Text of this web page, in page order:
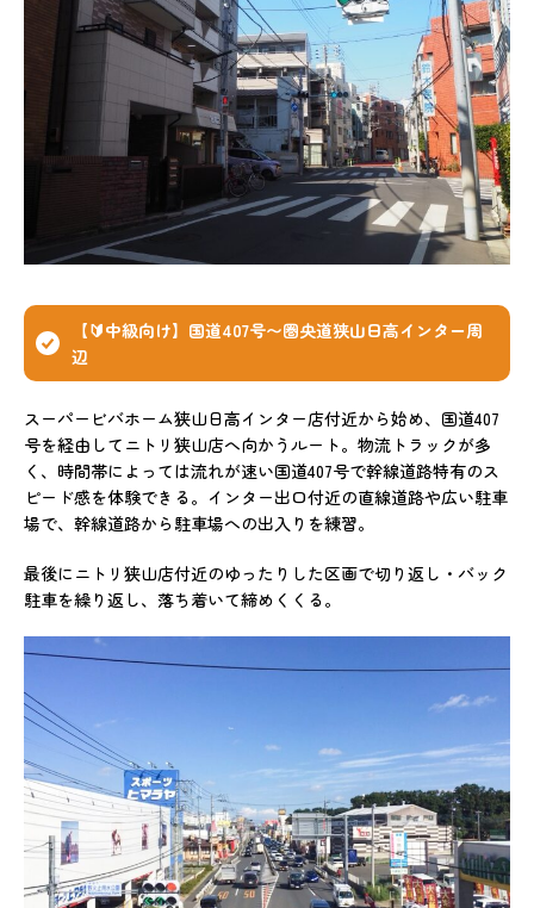
【🔰中級向け】国道407号〜圏央道狭山日高インター周
辺
スーパービバホーム狭山日高インター店付近から始め、国道407
号を経由してニトリ狭山店へ向かうルート。物流トラックが多
く、時間帯によっては流れが速い国道407号で幹線道路特有のス
ピード感を体験できる。インター出口付近の直線道路や広い駐車
場で、幹線道路から駐車場への出入りを練習。
最後にニトリ狭山店付近のゆったりした区画で切り返し・バック
駐車を繰り返し、落ち着いて締めくくる。